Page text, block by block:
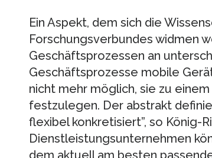
Ein Aspekt, dem sich die
Forschungsverbundes widmen
Geschäftsprozessen an
Geschäftsprozesse mobile
nicht mehr möglich, sie zu
festzulegen. Der abstrakt
flexibel konkretisiert”, so König-
Dienstleistungsunternehmen